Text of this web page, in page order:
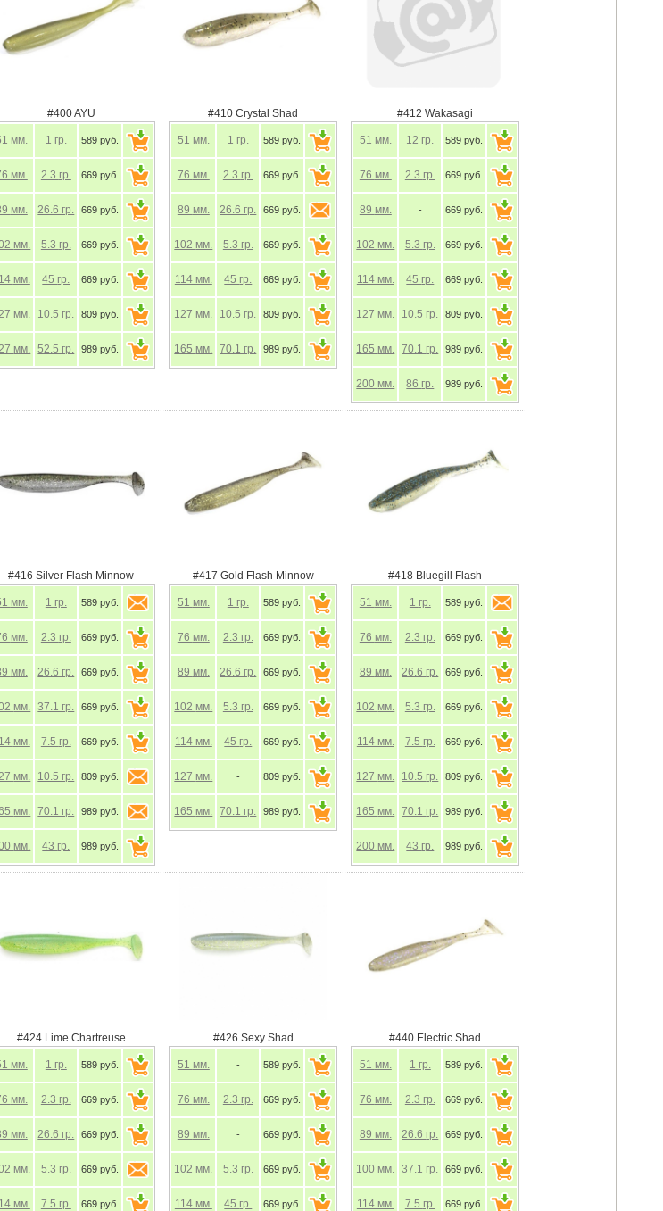
#400 AYU
мм. 1 гр. 589 руб.
мм. 2.3 гр. 669 руб.
мм. 26.6 гр. 669 руб.
мм. 5.3 гр. 669 руб.
мм. 45 гр. 669 руб.
мм. 10.5 гр. 809 руб.
мм. 52.5 гр. 989 руб.
#410 Crystal Shad
51 мм. 1 гр. 589 руб.
76 мм. 2.3 гр. 669 руб.
89 мм. 26.6 гр. 669 руб.
102 мм. 5.3 гр. 669 руб.
114 мм. 45 гр. 669 руб.
127 мм. 10.5 гр. 809 руб.
165 мм. 70.1 гр. 989 руб.
#412 Wakasagi
51 мм. 12 гр. 589 руб.
76 мм. 2.3 гр. 669 руб.
89 мм. - 669 руб.
102 мм. 5.3 гр. 669 руб.
114 мм. 45 гр. 669 руб.
127 мм. 10.5 гр. 809 руб.
165 мм. 70.1 гр. 989 руб.
200 мм. 86 гр. 989 руб.
#416 Silver Flash Minnow
мм. 1 гр. 589 руб.
мм. 2.3 гр. 669 руб.
мм. 26.6 гр. 669 руб.
мм. 37.1 гр. 669 руб.
мм. 7.5 гр. 669 руб.
мм. 10.5 гр. 809 руб.
мм. 70.1 гр. 989 руб.
мм. 43 гр. 989 руб.
#417 Gold Flash Minnow
51 мм. 1 гр. 589 руб.
76 мм. 2.3 гр. 669 руб.
89 мм. 26.6 гр. 669 руб.
102 мм. 5.3 гр. 669 руб.
114 мм. 45 гр. 669 руб.
127 мм. - 809 руб.
165 мм. 70.1 гр. 989 руб.
#418 Bluegill Flash
51 мм. 1 гр. 589 руб.
76 мм. 2.3 гр. 669 руб.
89 мм. 26.6 гр. 669 руб.
102 мм. 5.3 гр. 669 руб.
114 мм. 7.5 гр. 669 руб.
127 мм. 10.5 гр. 809 руб.
165 мм. 70.1 гр. 989 руб.
200 мм. 43 гр. 989 руб.
#424 Lime Chartreuse
мм. 1 гр. 589 руб.
мм. 2.3 гр. 669 руб.
мм. 26.6 гр. 669 руб.
мм. 5.3 гр. 669 руб.
мм. 7.5 гр. 669 руб.
#426 Sexy Shad
51 мм. - 589 руб.
76 мм. 2.3 гр. 669 руб.
89 мм. - 669 руб.
102 мм. 5.3 гр. 669 руб.
114 мм. 45 гр. 669 руб.
#440 Electric Shad
51 мм. 1 гр. 589 руб.
76 мм. 2.3 гр. 669 руб.
89 мм. 26.6 гр. 669 руб.
100 мм. 37.1 гр. 669 руб.
114 мм. 7.5 гр. 669 руб.